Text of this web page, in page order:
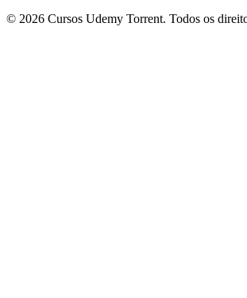
© 2026 Cursos Udemy Torrent. Todos os